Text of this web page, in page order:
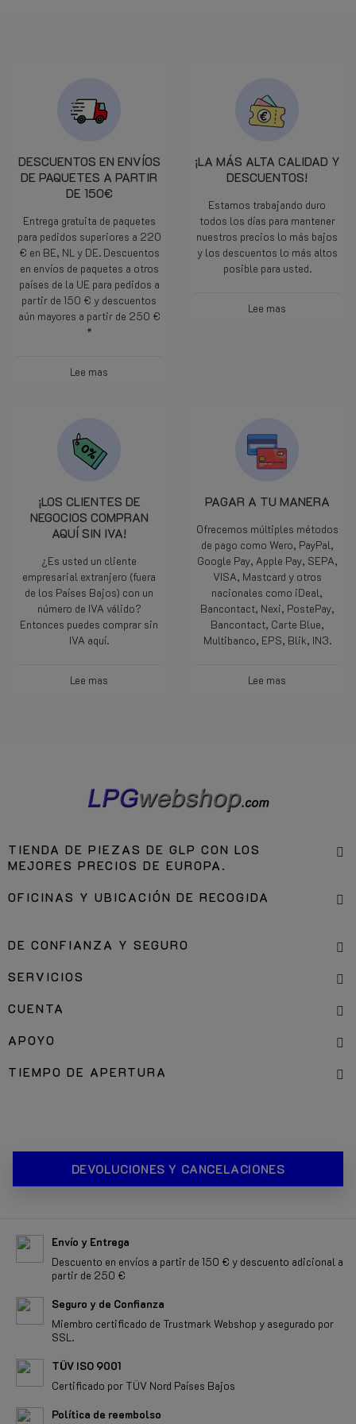
DESCUENTOS EN ENVÍOS
DE PAQUETES A PARTIR
DE 150€
Entrega gratuita de paquetes
para pedidos superiores a 220
€ en BE, NL y DE. Descuentos
en envíos de paquetes a otros
países de la UE para pedidos a
partir de 150 € y descuentos
aún mayores a partir de 250 €
*
Lee mas
¡LA MÁS ALTA CALIDAD Y
DESCUENTOS!
Estamos trabajando duro
todos los días para mantener
nuestros precios lo más bajos
y los descuentos lo más altos
posible para usted.
Lee mas
¡LOS CLIENTES DE
NEGOCIOS COMPRAN
AQUÍ SIN IVA!
¿Es usted un cliente
empresarial extranjero (fuera
de los Países Bajos) con un
número de IVA válido?
Entonces puedes comprar sin
IVA aquí.
Lee mas
PAGAR A TU MANERA
Ofrecemos múltiples métodos
de pago como Wero, PayPal,
Google Pay, Apple Pay, SEPA,
VISA, Mastcard y otros
nacionales como iDeal,
Bancontact, Nexi, PostePay,
Bancontact, Carte Blue,
Multibanco, EPS, Blik, IN3.
Lee mas
TIENDA DE PIEZAS DE GLP CON LOS
MEJORES PRECIOS DE EUROPA.
OFICINAS Y UBICACIÓN DE RECOGIDA
DE CONFIANZA Y SEGURO
SERVICIOS
CUENTA
APOYO
TIEMPO DE APERTURA
DEVOLUCIONES Y CANCELACIONES
Envío y Entrega
Descuento en envíos a partir de 150 € y descuento adicional a
partir de 250 €
Seguro y de Confianza
Miembro certificado de Trustmark Webshop y asegurado por
SSL.
TÜV ISO 9001
Certificado por TÜV Nord Países Bajos
Política de reembolso